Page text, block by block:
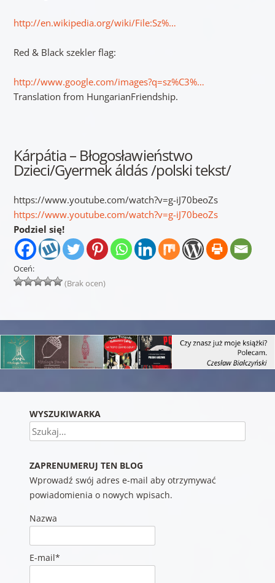
http://en.wikipedia.org/wiki/File:Sz%…
Red & Black szekler flag:
http://www.google.com/images?q=sz%C3%…
Translation from HungarianFriendship.
Kárpátia – Błogosławieństwo
Dzieci/Gyermek áldás /polski tekst/
https://www.youtube.com/watch?v=g-iJ70beoZs
https://www.youtube.com/watch?v=g-iJ70beoZs
Podziel się!
Oceń:
(Brak ocen)
WYSZUKIWARKA
Szukaj
ZAPRENUMERUJ TEN BLOG
Wprowadź swój adres e-mail aby otrzymywać
powiadomienia o nowych wpisach.
Nazwa
E-mail*